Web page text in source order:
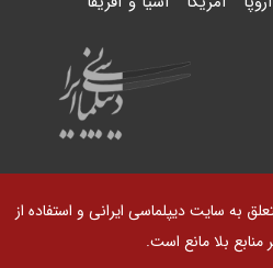
به سایت دیپلماسی ایرانی و استفاده از
منابع بلا مانع است.